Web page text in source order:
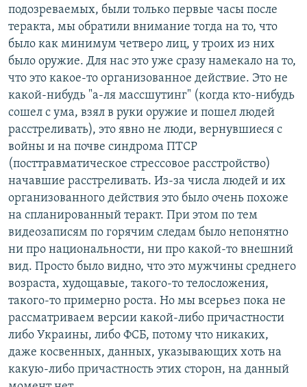
подозреваемых, были только первые часы после
теракта, мы обратили внимание тогда на то, что
было как минимум четверо лиц, у троих из них
было оружие. Для нас это уже сразу намекало на то,
что это какое-то организованное действие. Это не
какой-нибудь "а-ля массшутинг" (когда кто-нибудь
сошел с ума, взял в руки оружие и пошел людей
расстреливать), это явно не люди, вернувшиеся с
войны и на почве синдрома ПТСР
(посттравматическое стрессовое расстройство)
начавшие расстреливать. Из-за числа людей и их
организованного действия это было очень похоже
на спланированный теракт. При этом по тем
видеозаписям по горячим следам было непонятно
ни про национальности, ни про какой-то внешний
вид. Просто было видно, что это мужчины среднего
возраста, худощавые, такого-то телосложения,
такого-то примерно роста. Но мы всерьез пока не
рассматриваем версии какой-либо причастности
либо Украины, либо ФСБ, потому что никаких,
даже косвенных, данных, указывающих хоть на
какую-либо причастность этих сторон, на данный